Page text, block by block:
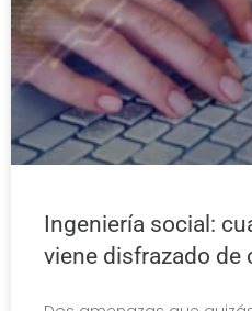
Ingeniería social:
viene disfrazado de